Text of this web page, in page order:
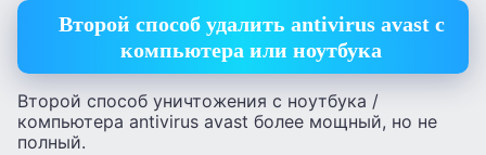
Второй способ удалить antivirus avast с
компьютера или ноутбука
Второй способ уничтожения с ноутбука /
компьютера antivirus avast более мощный, но не
полный.